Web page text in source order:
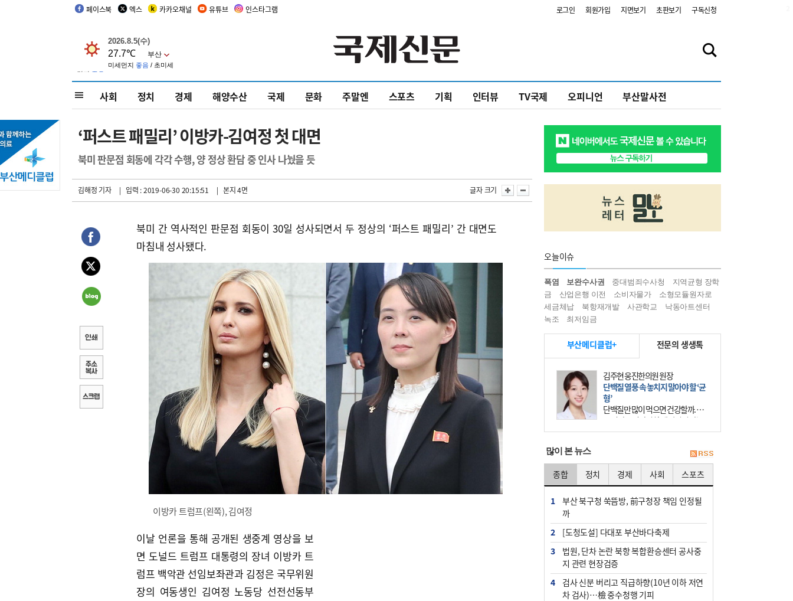
페이스북 엑스 카카오채널 유튜브 인스타그램 로그인 회원가입 지면보기 초판보기 구독신청
사회 정치 경제 해양수산 국제 문화 주말엔 스포츠 기획 인터뷰 TV국제 오피니언 부산말사전
‘퍼스트 패밀리’ 이방카-김여정 첫 대면
북미 판문점 회동에 각각 수행, 양 정상 환담 중 인사 나눴을 듯
김해정 기자 | 입력 : 2019-06-30 20:15:51 | 본지 4면 글자 크기
북미 간 역사적인 판문점 회동이 30일 성사되면서 두 정상의 ‘퍼스트 패밀리’ 간 대면도
마침내 성사됐다.
이방카 트럼프(왼쪽), 김여정
이날 언론을 통해 공개된 생중계 영상을 보
면 도널드 트럼프 대통령의 장녀 이방카 트
럼프 백악관 선임보좌관과 김정은 국무위원
장의 여동생인 김여정 노동당 선전선동부
오늘이슈
폭염 보완수사권 중대범죄수사청
지역균형 장학
금
산업은행 이전 소비자물가
소형모듈원자로
세금체납
북항재개발 사관학교
낙동아트센터
녹조
최저임금
부산메디클럽+ 전문의 생생톡
김주현 웅진한의원 원장
단백질 열풍 속 놓치지 말아야 할 ‘균
형’
단백질만 많이 먹으면 건강할까. 요
즘 건강을 이야기할 때 빠지지 않는
키워드가 단백질이다. 헬스장을 다니
많이 본 뉴스
종합 정치 경제 사회 스포츠
1
부산 북구청 쑥뜸방, 前구청장 책임 인정될
까
2
[도청도설] 다대포 부산바다축제
3
법원, 단차 논란 북항 복합환승센터 공사중
지 관련 현장검증
4
검사 신분 버리고 직급하향(10년 이하 저연
차 검사)…檢 중수청행 기피